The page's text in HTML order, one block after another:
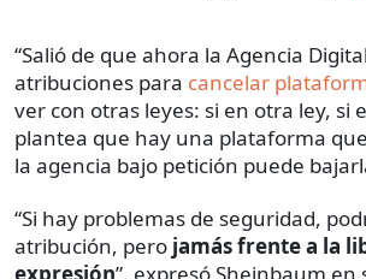
“Salió de que ahora la Agencia
atribuciones para cancelar
ver con otras leyes: si en otra ley, si
plantea que hay una plataforma
la agencia bajo petición puede
“Si hay problemas de seguridad,
atribución, pero jamás frente a la